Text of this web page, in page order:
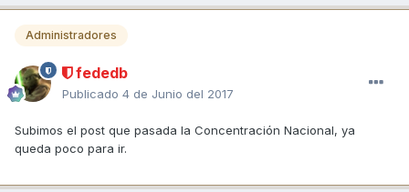
Administradores
fededb
Publicado 4 de Junio del 2017
Subimos el post que pasada la Concentración Nacional, ya
queda poco para ir.